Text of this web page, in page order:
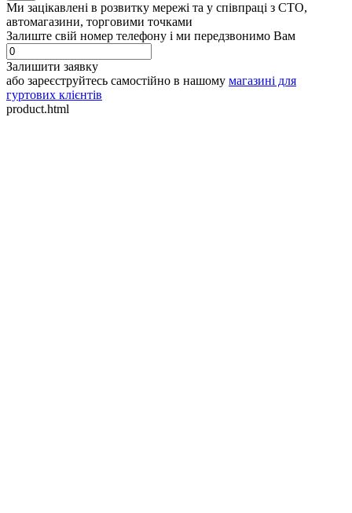
Ми зацікавлені в розвитку мережі та у співпраці з СТО,
автомагазини, торговими точками
Залиште свій номер телефону і ми передзвонимо Вам
Залишити заявку
або зареєструйтесь самостійно в нашому магазині для
гуртових клієнтів
product.html